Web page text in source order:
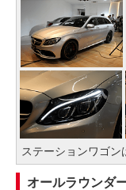
ステーションワゴン
オールラウンダ